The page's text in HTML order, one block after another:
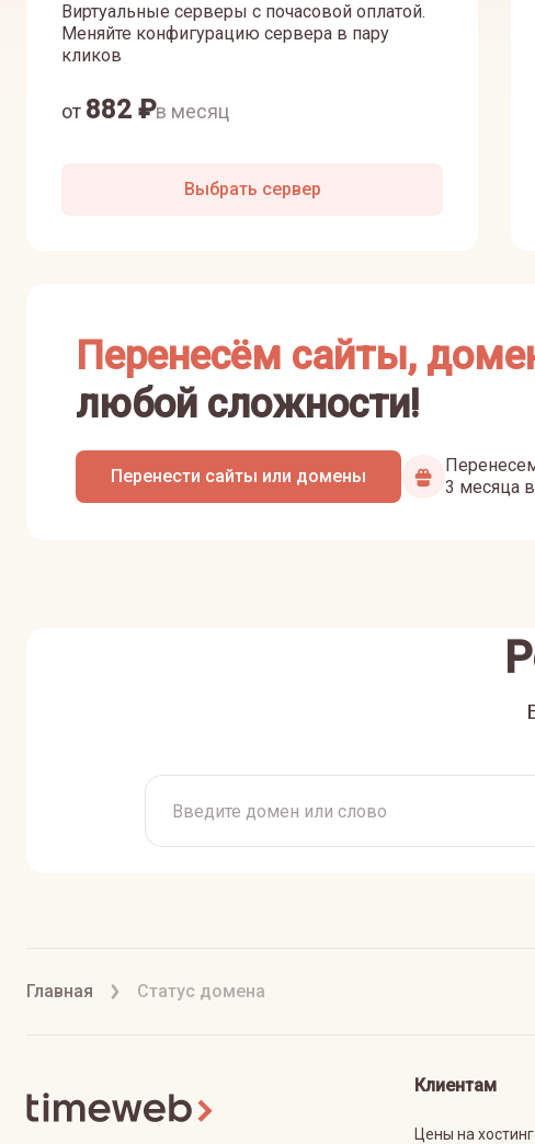
Виртуальные серверы с почасовой оплатой.
Меняйте конфигурацию сервера в пару
кликов
от 882 ₽в месяц
Выбрать сервер
Перенесём сайты,
любой сложности!
Перенести сайты или домены
3 месяца
Главная Статус домена
Клиентам
Цены на хостинг